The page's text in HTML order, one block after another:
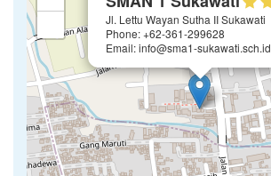
Jl. Lettu Wayan Sutha II Sukawati
Phone: +62-361-299628
Email: info@sma1-sukawati.sch.id